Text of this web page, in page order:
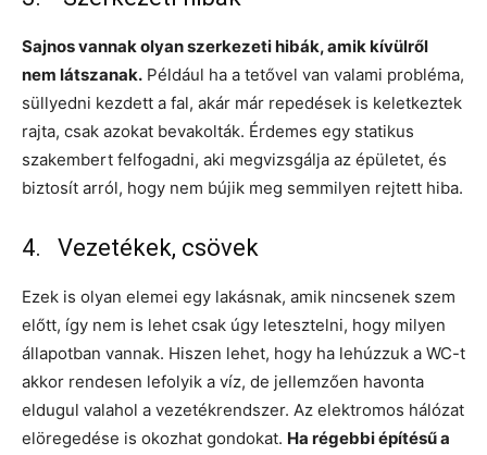
Sajnos vannak olyan szerkezeti hibák, amik kívülről
nem látszanak. Például ha a tetővel van valami probléma,
süllyedni kezdett a fal, akár már repedések is keletkeztek
rajta, csak azokat bevakolták. Érdemes egy statikus
szakembert felfogadni, aki megvizsgálja az épületet, és
biztosít arról, hogy nem bújik meg semmilyen rejtett hiba.
4. Vezetékek, csövek
Ezek is olyan elemei egy lakásnak, amik nincsenek szem
előtt, így nem is lehet csak úgy letesztelni, hogy milyen
állapotban vannak. Hiszen lehet, hogy ha lehúzzuk a WC-t
akkor rendesen lefolyik a víz, de jellemzően havonta
eldugul valahol a vezetékrendszer. Az elektromos hálózat
elöregedése is okozhat gondokat. Ha régebbi építésű a